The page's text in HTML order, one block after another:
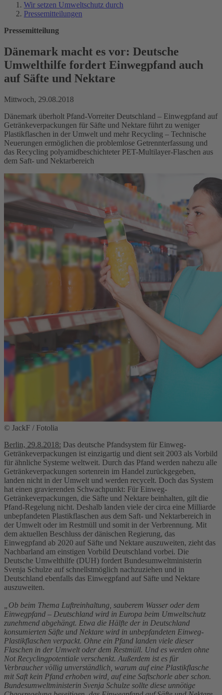
Wir setzen Umweltschutz durch
Pressemitteilungen
Pressemitteilung
Dänemark macht es vor: Deutsche
Umwelthilfe fordert Einwegpfand auch
auf Säfte und Nektare
Mittwoch, 29.08.2018
Dänemark überholt Pfand-Vorreiter Deutschland – Einwegpfand auf
Getränkeverpackungen für Säfte und Nektare führt zu weniger
Plastikflaschen in der Umwelt und mehr Recycling – Technische
Neuerungen ermöglichen die problemlose Getrennterfassung und
das Recycling polyamidbeschichteter PET-Multilayer-Flaschen aus
dem Saft- und Nektarbereich
© JackF / Fotolia
Berlin, 29.8.2018: Das deutsche Pfandsystem für Einweg-
Getränkeverpackungen ist einzigartig und dient seit 2003 als Vorbild
für ähnliche Systeme weltweit. Durch das Pfand werden nahezu alle
Getränkeverpackungen sortenrein im Handel zurückgegeben,
landen nicht in der Umwelt und werden recycelt. Doch das System
hat einen gravierenden Schwachpunkt: Für Einweg-
Getränkeverpackungen, die Säfte und Nektare beinhalten, gilt die
Pfand-Regelung nicht. Deshalb landen viele der circa eine Milliarde
unbepfandeten Plastikflaschen aus dem Saft- und Nektarbereich in
der Umwelt oder im Restmüll und somit in der Verbrennung. Mit
dem aktuellen Beschluss der dänischen Regierung, das
Einwegpfand ab 2020 auf Säfte und Nektare auszuweiten, zieht das
Nachbarland am einstigen Vorbild Deutschland vorbei. Die
Deutsche Umwelthilfe (DUH) fordert Bundesumweltministerin
Svenja Schulze auf schnellstmöglich nachzuziehen und in
Deutschland ebenfalls das Einwegpfand auf Säfte und Nektare
auszuweiten.
„Ob beim Thema Luftreinhaltung, sauberem Wasser oder dem
Einwegpfand – Deutschland wird in Europa beim Umweltschutz
zunehmend abgehängt. Etwa die Hälfte der in Deutschland
konsumierten Säfte und Nektare wird in unbepfandeten Einweg-
Plastikflaschen verpackt. Ohne ein Pfand landen viele dieser
Flaschen in der Umwelt oder dem Restmüll. Und es werden ohne
Not Recyclingpotentiale verschenkt. Außerdem ist es für
Verbraucher völlig unverständlich, warum auf eine Plastikflasche
mit Saft kein Pfand erhoben wird, auf eine Saftschorle aber schon.
Bundesumweltministerin Svenja Schulze sollte diese unnötige